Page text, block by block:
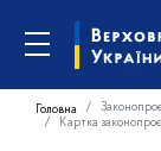
Головна
Картка